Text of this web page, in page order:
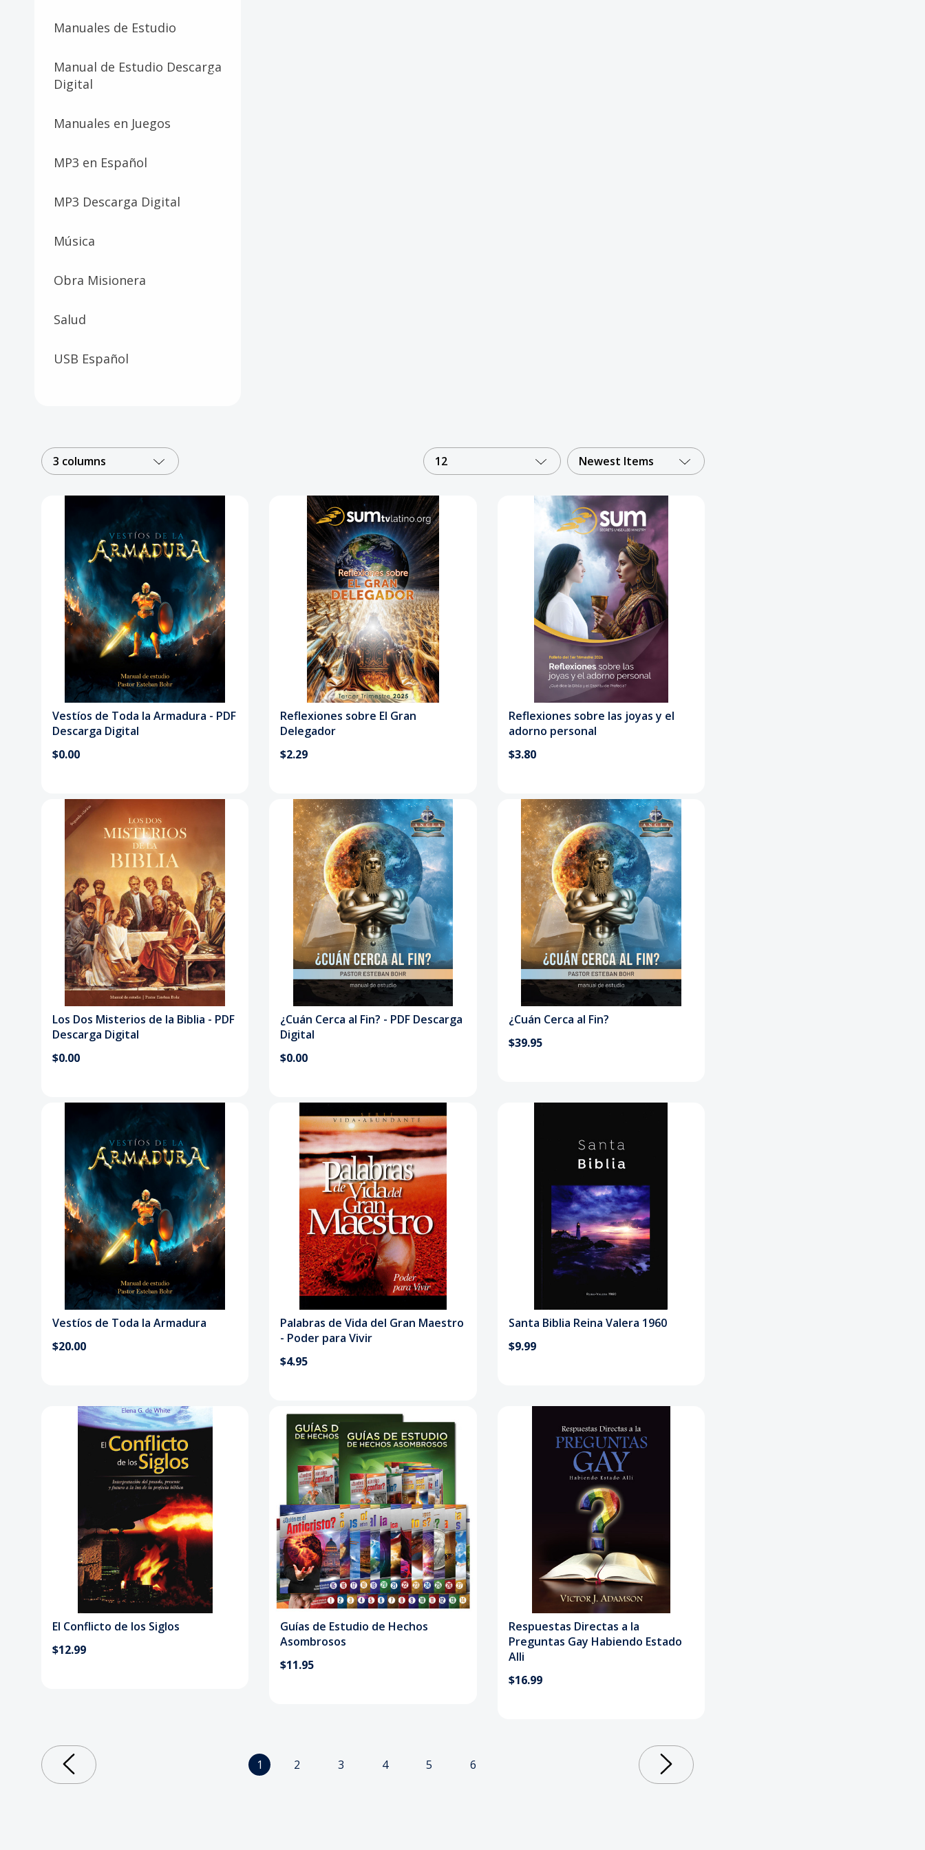
Manuales de Estudio
Manual de Estudio Descarga
Digital
Manuales en Juegos
MP3 en Español
MP3 Descarga Digital
Música
Obra Misionera
Salud
USB Español
3 columns 12 Newest Items
Vestíos de Toda la Armadura - PDF
Descarga Digital
$0.00
Reflexiones sobre El Gran
Delegador
$2.29
Reflexiones sobre las joyas y el
adorno personal
$3.80
Los Dos Misterios de la Biblia - PDF
Descarga Digital
$0.00
¿Cuán Cerca al Fin? - PDF Descarga
Digital
$0.00
¿Cuán Cerca al Fin?
$39.95
Vestíos de Toda la Armadura
$20.00
Palabras de Vida del Gran Maestro
- Poder para Vivir
$4.95
Santa Biblia Reina Valera 1960
$9.99
El Conflicto de los Siglos
$12.99
Guías de Estudio de Hechos
Asombrosos
$11.95
Respuestas Directas a la
Preguntas Gay Habiendo Estado
Alli
$16.99
1 2 3 4 5 6